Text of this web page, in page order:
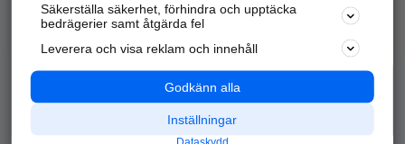
Alla kategorier
Populära sökningar
API & Kartor
Annonsera
Integritet
Nödnummer
Säkerställa säkerhet, förhindra och upptäcka
bedrägerier samt åtgärda fel
Leverera och visa reklam och innehåll
Godkänn alla
Inställningar
Dataskydd